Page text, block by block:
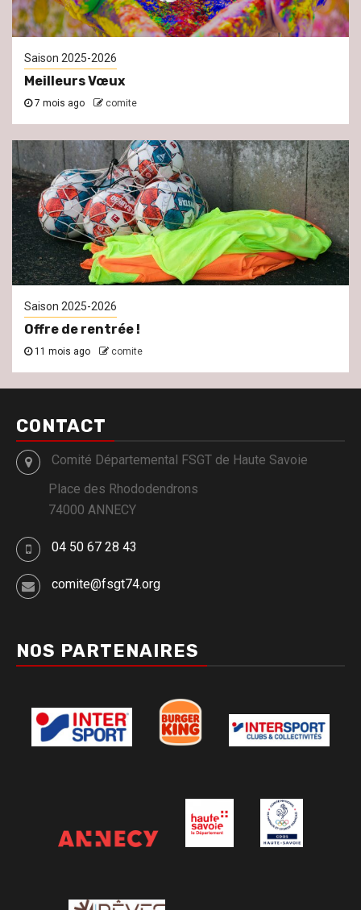
Saison 2025-2026
Meilleurs Vœux
7 mois ago comite
Saison 2025-2026
Offre de rentrée !
11 mois ago comite
CONTACT
Comité Départemental FSGT de Haute Savoie
Place des Rhododendrons
74000 ANNECY
04 50 67 28 43
comite@fsgt74.org
NOS PARTENAIRES